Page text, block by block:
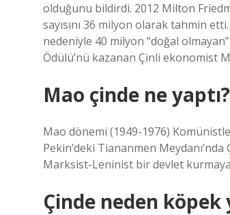
olduğunu bildirdi. 2012 Milton
sayısını 36 milyon olarak tahmin
nedeniyle 40 milyon “doğal
Ödülü’nü kazanan Çinli ekonomist
Mao çinde ne yaptı?
Mao dönemi (1949-1976)
Pekin’deki Tiananmen
Marksist-Leninist bir devlet kurmaya
Çinde neden köpek